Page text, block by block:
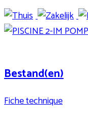
Bestand(en)
Fiche technique